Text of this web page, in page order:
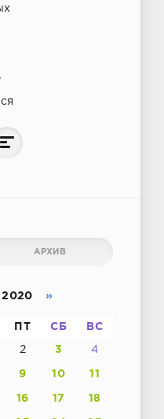
АРХИВ
2020 »
ПТ СБ ВС
2 3 4
9 10 11
16 17 18